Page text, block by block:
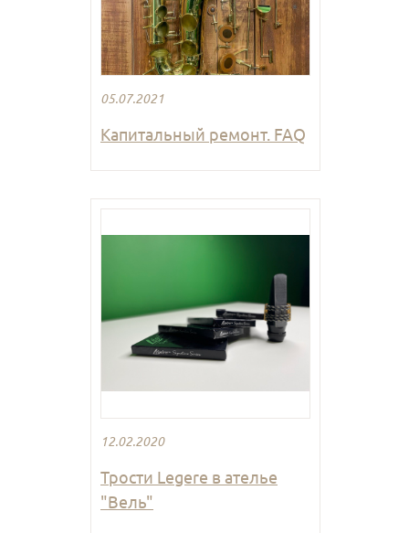
05.07.2021
Капитальный ремонт. FAQ
12.02.2020
Трости Legere в ателье
"Вель"